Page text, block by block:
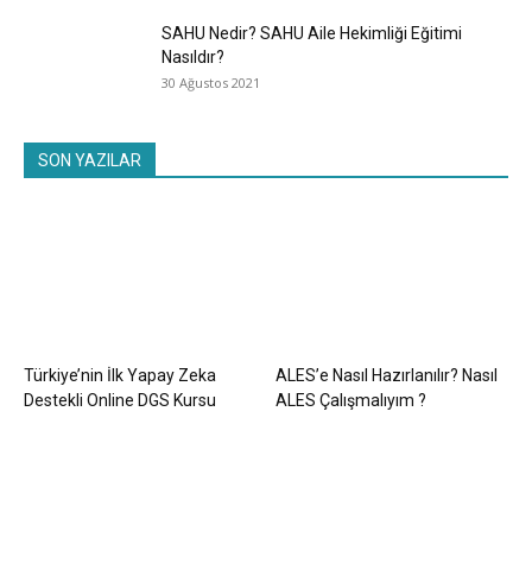
SAHU Nedir? SAHU Aile Hekimliği Eğitimi
Nasıldır?
30 Ağustos 2021
SON YAZILAR
Türkiye’nin İlk Yapay Zeka
Destekli Online DGS Kursu
ALES’e Nasıl Hazırlanılır? Nasıl
ALES Çalışmalıyım ?